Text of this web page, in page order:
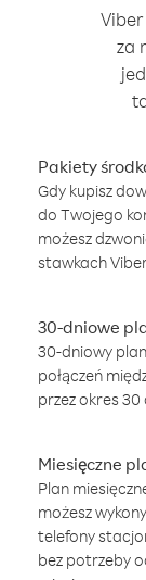
za
Pakiety
Gdy kupisz
do Twojego
możesz
stawkach
30-dniowe
30-dniowy
połączeń
przez okres
Miesięczne
Plan
możesz
telefony
bez potrzeby